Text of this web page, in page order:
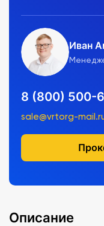
Иван
8 (800) 500-
sale@vrtorg-
Описание